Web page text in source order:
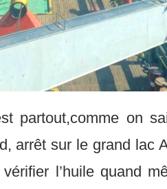
partout,comme on
arrêt sur le grand lac
l’huile quand